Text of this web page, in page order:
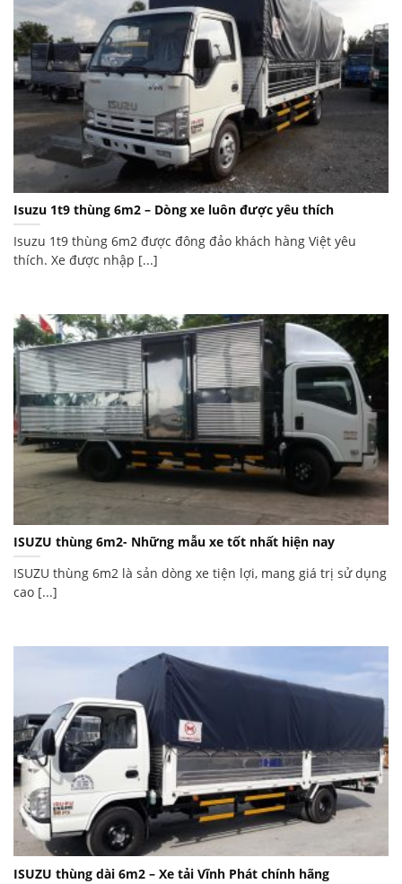
Isuzu 1t9 thùng 6m2 – Dòng xe luôn được yêu thích
Isuzu 1t9 thùng 6m2 được đông đảo khách hàng Việt yêu
thích. Xe được nhập [...]
ISUZU thùng 6m2- Những mẫu xe tốt nhất hiện nay
ISUZU thùng 6m2 là sản dòng xe tiện lợi, mang giá trị sử dụng
cao [...]
ISUZU thùng dài 6m2 – Xe tải Vĩnh Phát chính hãng